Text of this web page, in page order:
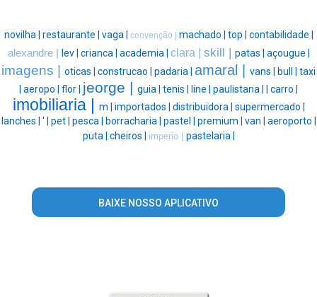
novilha | restaurante | vaga | convenção | machado | top | contabilidade |
alexandre | lev | crianca | academia | clara | skill | patas | açougue |
imagens | oticas | construcao | padaria | amaral | vans | bull | taxi
| aeropo | flor | jeorge | guia | tenis | line | paulistana | | carro |
imobiliaria | m | importados | distribuidora | supermercado |
lanches | ' | pet | pesca | borracharia | pastel | premium | van | aeroporto |
puta | cheiros | imperio | pastelaria |
BAIXE NOSSO APLICATIVO